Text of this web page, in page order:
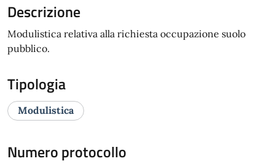
Descrizione
Modulistica relativa alla richiesta occupazione suolo
pubblico.
Tipologia
Modulistica
Numero protocollo